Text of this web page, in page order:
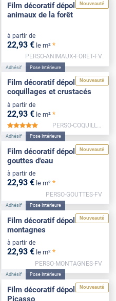
Nouveauté
Film décoratif dépoli motif
animaux de la forêt
à partir de
22,93 € le m² *
PERSO-ANIMAUX-FORET-FV
Nouveauté
Adhésif Pose Intérieure
Film décoratif dépoli motif
coquillages et crustacés
à partir de
22,93 € le m² *
*****
PERSO-COQUILLAGES-FV
Nouveauté
Adhésif Pose Intérieure
Film décoratif dépoli motif
gouttes d'eau
à partir de
22,93 € le m² *
PERSO-GOUTTES-FV
Nouveauté
Adhésif Pose Intérieure
Film décoratif dépoli motif
montagnes
à partir de
22,93 € le m² *
PERSO-MONTAGNES-FV
Nouveauté
Adhésif Pose Intérieure
Film décoratif dépoli motif
Picasso